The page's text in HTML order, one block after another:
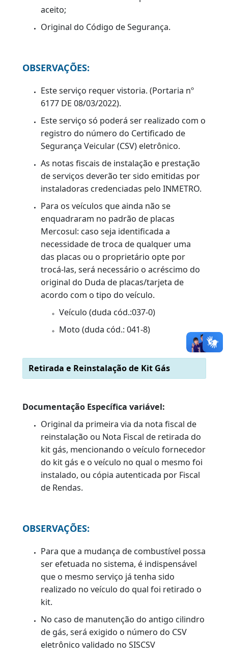
Original da primeira via da nota fiscal de
compra da peça ou qualquer outra via
serviço de instalação ou qualquer outra
Original da segunda via da nota fiscal do
serviço de inspeção, emitida pelo
Organismo de Inspeção Credenciado,
apenas para inclusão do combustível Gás
Natural Veicular (GNV). O original da
terceira via da nota fiscal poderá ser
aceito;
Original do Código de Segurança.
OBSERVAÇÕES:
Este serviço requer vistoria. (Portaria nº
6177 DE 08/03/2022).
Este serviço só poderá ser realizado com o
registro do número do Certificado de
Segurança Veicular (CSV) eletrônico.
As notas fiscais de instalação e prestação
de serviços deverão ter sido emitidas por
Para os veículos que ainda não se
enquadraram no padrão de placas
Mercosul: caso seja identificada a
necessidade de troca de qualquer uma
das placas ou o proprietário opte por
trocá-las, será necessário o acréscimo do
original do Duda de placas/tarjeta de
Veículo (duda cód.:037-0)
Retirada e Reinstalação de Kit Gás
Documentação Específica variável:
Original da primeira via da nota fiscal de